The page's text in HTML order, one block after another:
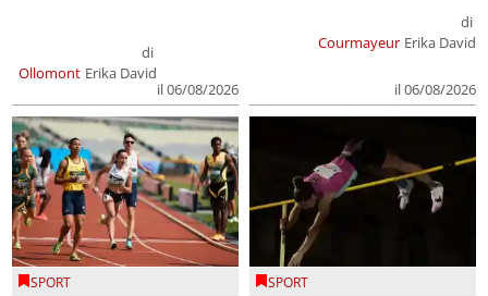
Ollomont
di
Erika David
il 06/08/2026
Courmayeur
di
Erika David
il 06/08/2026
SPORT SPORT